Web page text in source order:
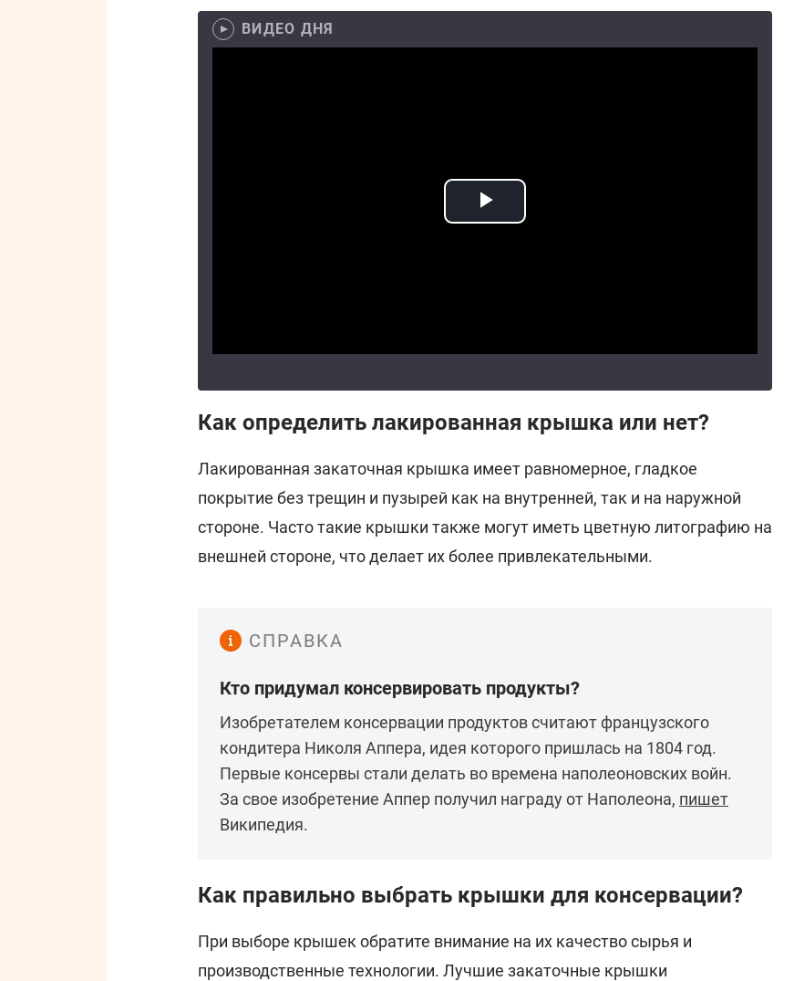
ВИДЕО ДНЯ
Как определить лакированная крышка или нет?
Лакированная закаточная крышка имеет равномерное, гладкое
покрытие без трещин и пузырей как на внутренней, так и на наружной
стороне. Часто такие крышки также могут иметь цветную литографию на
внешней стороне, что делает их более привлекательными.
СПРАВКА
Кто придумал консервировать продукты?
Изобретателем консервации продуктов считают французского
кондитера Николя Аппера, идея которого пришлась на 1804 год.
Первые консервы стали делать во времена наполеоновских войн.
За свое изобретение Аппер получил награду от Наполеона, пишет
Википедия.
Как правильно выбрать крышки для консервации?
При выборе крышек обратите внимание на их качество сырья и
производственные технологии. Лучшие закаточные крышки